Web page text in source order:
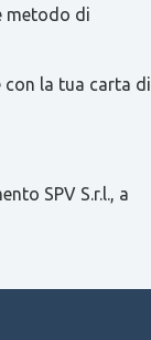
metodo di
con la tua carta di
SPV S.r.l., a